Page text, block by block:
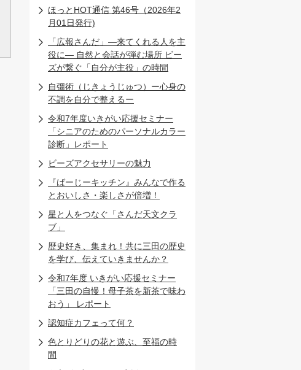
ほっとHOT通信 第46号（2026年2
月01日発行)
「広報さんだ」―来てくれる人を主
役に― 自然と会話が弾む場所 ビー
ズが繋ぐ「自分が主役」の時間
自彊術（じきょうじゅつ）ー心身の
不調を自分で整えるー
令和7年度いきがい応援セミナー
「シニアのためのパーソナルカラー
診断」レポート
ビーズアクセサリーの魅力
『ばーじーキッチン』みんなで作る
とおいしさ・楽しさが倍増！
星と人をつなぐ「さんだ天文クラ
ブ」
歴史好き、集まれ！共に三田の歴史
を学び、伝えていきませんか？
令和7年度 いきがい応援セミナー
「三田の自慢！母子茶を新茶で味わ
おう」 レポート
認知症カフェって何？
色とりどりの花と遊ぶ、至福の時
間